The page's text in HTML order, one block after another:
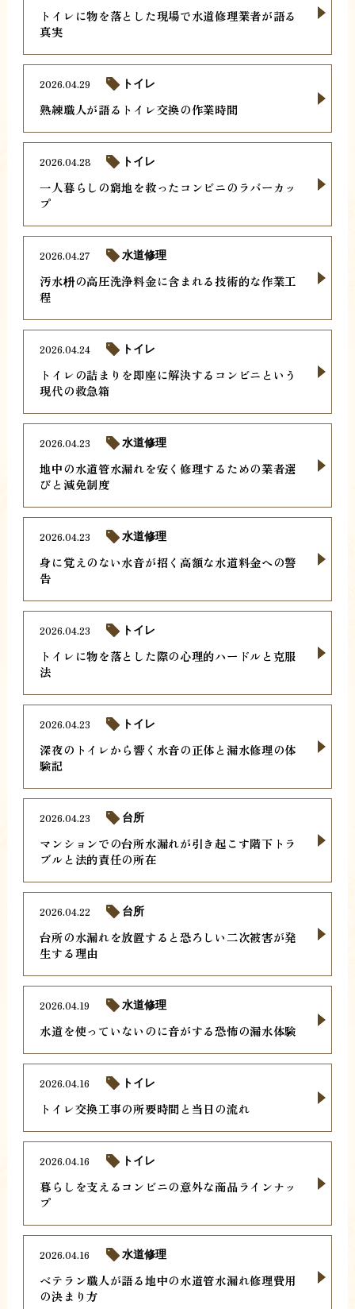
トイレに物を落とした現場で水道修理業者が語る
真実
熟練職人が語るトイレ交換の作業時間
2026.04.29 トイレ
一人暮らしの窮地を救ったコンビニのラバーカッ
プ
2026.04.28 トイレ
汚水枡の高圧洗浄料金に含まれる技術的な作業工
程
2026.04.27 水道修理
トイレの詰まりを即座に解決するコンビニという
現代の救急箱
2026.04.24 トイレ
地中の水道管水漏れを安く修理するための業者選
びと減免制度
2026.04.23 水道修理
身に覚えのない水音が招く高額な水道料金への警
告
2026.04.23 水道修理
トイレに物を落とした際の心理的ハードルと克服
法
2026.04.23 トイレ
深夜のトイレから響く水音の正体と漏水修理の体
験記
2026.04.23 トイレ
マンションでの台所水漏れが引き起こす階下トラ
ブルと法的責任の所在
2026.04.23 台所
台所の水漏れを放置すると恐ろしい二次被害が発
生する理由
2026.04.22 台所
水道を使っていないのに音がする恐怖の漏水体験
2026.04.19 水道修理
トイレ交換工事の所要時間と当日の流れ
2026.04.16 トイレ
暮らしを支えるコンビニの意外な商品ラインナッ
プ
2026.04.16 トイレ
ベテラン職人が語る地中の水道管水漏れ修理費用
の決まり方
2026.04.16 水道修理